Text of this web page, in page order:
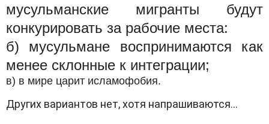
мусульманские мигранты будут
конкурировать за рабочие места:
б) мусульмане воспринимаются как
менее склонные к интеграции;
в) в мире царит исламофобия.
Других вариантов нет, хотя напрашиваются…